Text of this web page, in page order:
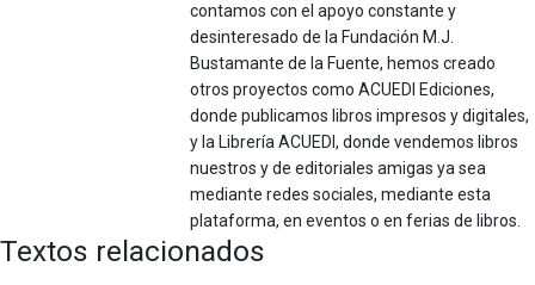
contamos con el apoyo constante y
desinteresado de la Fundación M.J.
Bustamante de la Fuente, hemos creado
otros proyectos como ACUEDI Ediciones,
donde publicamos libros impresos y digitales,
y la Librería ACUEDI, donde vendemos libros
nuestros y de editoriales amigas ya sea
mediante redes sociales, mediante esta
plataforma, en eventos o en ferias de libros.
Textos relacionados